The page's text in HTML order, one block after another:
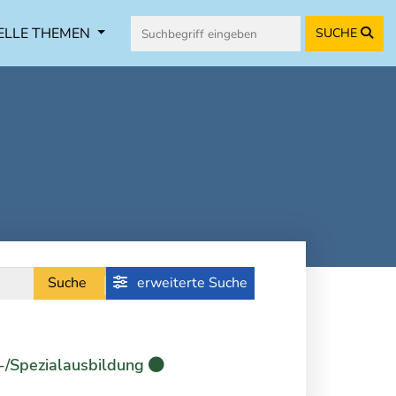
THEMEN SUCHE
Suche erweiterte Suche
Spezialausbildung